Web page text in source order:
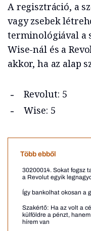
A regisztráció, a
vagy zsebek
terminológiával a
Wise-nál és a
akkor, ha az alap
Revolut: 5
Wise: 5
Több ebből
30200014. Sokat fogsz
a Revolut egyik
Így bankolhat okosan a
Szakértő: Ha az volt a
külföldre a pénzt,
hírem van